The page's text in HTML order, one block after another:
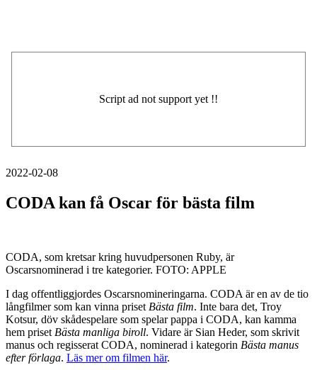
2022-02-08
CODA kan få Oscar för bästa film
CODA, som kretsar kring huvudpersonen Ruby, är
Oscarsnominerad i tre kategorier. FOTO: APPLE
I dag offentliggjordes Oscarsnomineringarna. CODA är en av de tio
långfilmer som kan vinna priset Bästa film. Inte bara det, Troy
Kotsur, döv skådespelare som spelar pappa i CODA, kan kamma
hem priset Bästa manliga biroll. Vidare är Sian Heder, som skrivit
manus och regisserat CODA, nominerad i kategorin Bästa manus
efter förlaga. Läs mer om filmen här.